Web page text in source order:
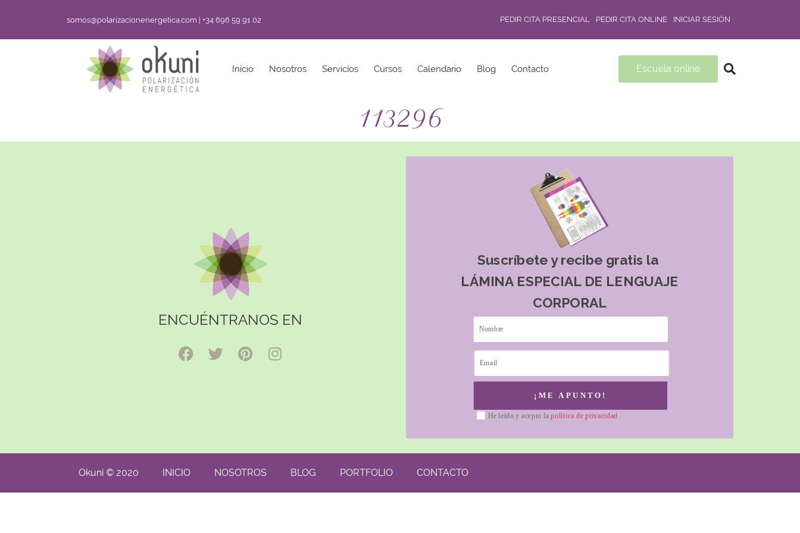
somos@polarizacionenergetica.com | +34 696 59 91 02 PEDIR CITA PRESENCIAL PEDIR CITA ONLINE INICIAR SESIÓN
Inicio Nosotros Servicios Cursos Calendario Blog Contacto Escuela online
113296
ENCUÉNTRANOS EN
Suscríbete y recibe gratis la
LÁMINA ESPECIAL DE LENGUAJE
CORPORAL
He leído y acepto lapolítica de privacidad
¡ME APUNTO!
Okuni © 2020 INICIO NOSOTROS BLOG PORTFOLIO CONTACTO